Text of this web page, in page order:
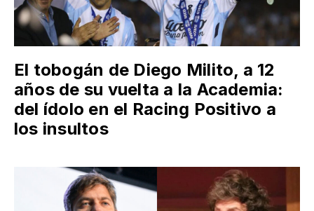
El tobogán de Diego Milito, a 12
años de su vuelta a la Academia:
del ídolo en el Racing Positivo a
los insultos